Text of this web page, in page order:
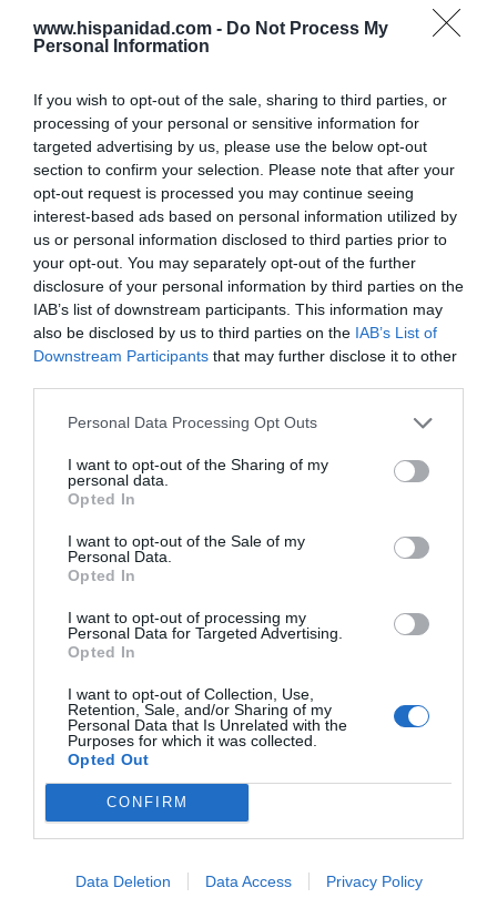
www.hispanidad.com - Do Not Process My
Personal Information
If you wish to opt-out of the sale, sharing to third parties, or
processing of your personal or sensitive information for
targeted advertising by us, please use the below opt-out
section to confirm your selection. Please note that after your
opt-out request is processed you may continue seeing
interest-based ads based on personal information utilized by
us or personal information disclosed to third parties prior to
your opt-out. You may separately opt-out of the further
disclosure of your personal information by third parties on the
IAB’s list of downstream participants. This information may
also be disclosed by us to third parties on the IAB’s List of
Downstream Participants that may further disclose it to other
Personal Data Processing Opt Outs
I want to opt-out of the Sharing of my
personal data.
Opted In
I want to opt-out of the Sale of my
Personal Data.
Opted In
I want to opt-out of processing my
Personal Data for Targeted Advertising.
Opted In
I want to opt-out of Collection, Use,
Retention, Sale, and/or Sharing of my
Personal Data that Is Unrelated with the
Purposes for which it was collected.
Opted Out
CONFIRM
Data Deletion Data Access Privacy Policy
Opinión
por Eulogio López
mala
Milagros de nuestro tiempo
Eulogio López
Argumentos